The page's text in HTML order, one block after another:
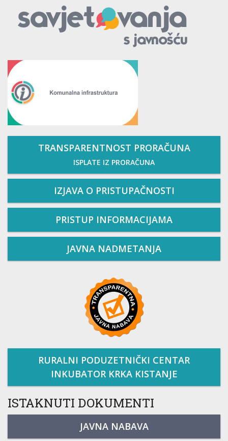
TRANSPARENTNOST PRORAČUNA
ISPLATE IZ PRORAČUNA
IZJAVA O PRISTUPAČNOSTI
PRISTUP INFORMACIJAMA
JAVNA NADMETANJA
RURALNI PODUZETNIČKI CENTAR
INKUBATOR KRKA KISTANJE
ISTAKNUTI DOKUMENTI
JAVNA NABAVA